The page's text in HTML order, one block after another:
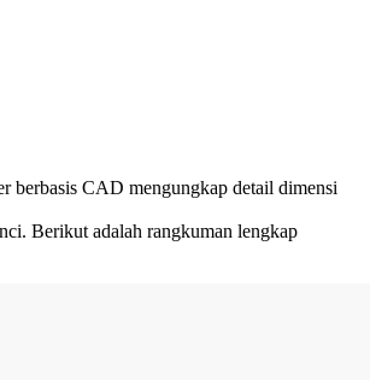
berbasis CAD mengungkap detail dimensi
Berikut adalah rangkuman lengkap